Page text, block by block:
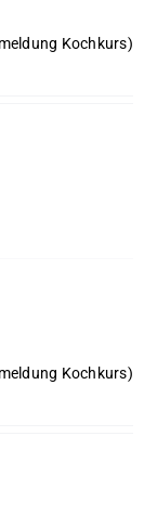
Kochkurs)
Kochkurs)